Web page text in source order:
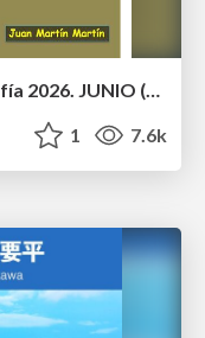
Soluciones al examen de Geografía 2026. JUNIO (Convocatoria Ordinaria)
1 7.6k